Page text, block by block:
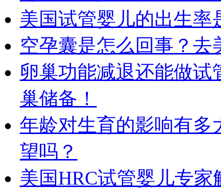
美国试管婴儿的出生
空孕囊是怎么回事？
卵巢功能减退还能做试
巢储备！
年龄对生育的影响有多
望吗？
美国HRC试管婴儿专